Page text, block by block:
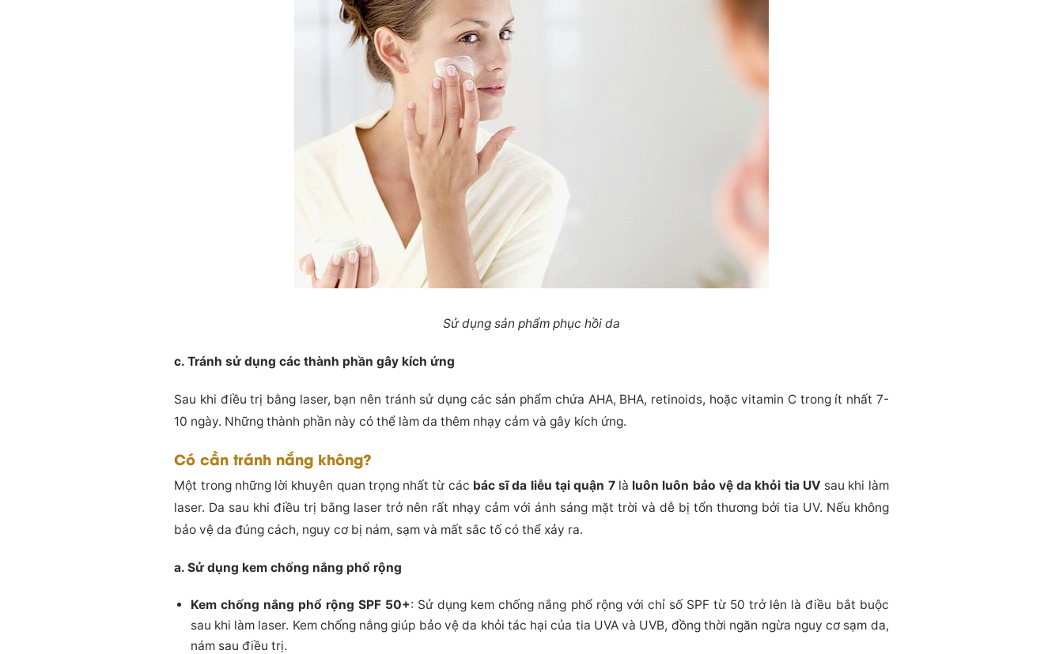
Sử dụng sản phẩm phục hồi da
c. Tránh sử dụng các thành phần gây kích ứng
Sau khi điều trị bằng laser, bạn nên tránh sử dụng các sản phẩm chứa AHA, BHA, retinoids, hoặc vitamin C trong ít nhất 7-
10 ngày. Những thành phần này có thể làm da thêm nhạy cảm và gây kích ứng.
Có cần tránh nắng không?
Một trong những lời khuyên quan trọng nhất từ các bác sĩ da liễu tại quận 7là luôn luôn bảo vệ da khỏi tia UV sau khi làm
laser. Da sau khi điều trị bằng laser trở nên rất nhạy cảm với ánh sáng mặt trời và dễ bị tổn thương bởi tia UV. Nếu không
bảo vệ da đúng cách, nguy cơ bị nám, sạm và mất sắc tố có thể xảy ra.
a. Sử dụng kem chống nắng phổ rộng
Kem chống nắng phổ rộng SPF 50+: Sử dụng kem chống nắng phổ rộng với chỉ số SPF từ 50 trở lên là điều bắt buộc
sau khi làm laser. Kem chống nắng giúp bảo vệ da khỏi tác hại của tia UVA và UVB, đồng thời ngăn ngừa nguy cơ sạm da,
nám sau điều trị.